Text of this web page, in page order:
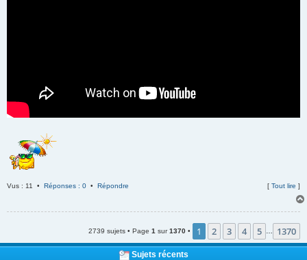
Vus : 11 • Réponses : 0 • Répondre [ Tout lire ]
2739 sujets • Page 1 sur1370 • 1 2 3 4 5 1370
Sujets récents